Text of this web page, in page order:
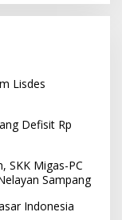
Lisdes
Defisit Rp
SKK Migas-PC
Sampang
Indonesia